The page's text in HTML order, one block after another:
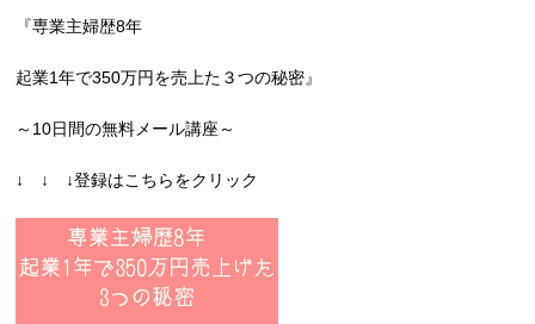
『専業主婦歴8年
起業1年で350万円を売上た３つの秘密』
～10日間の無料メール講座～
↓ ↓ ↓登録はこちらをクリック